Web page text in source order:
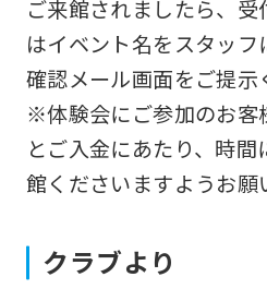
ご来館されましたら、
はイベント名をスタッフ
確認メール画面をご提示
※体験会にご参加のお客
とご入金にあたり、時
館くださいますようお願
クラブより